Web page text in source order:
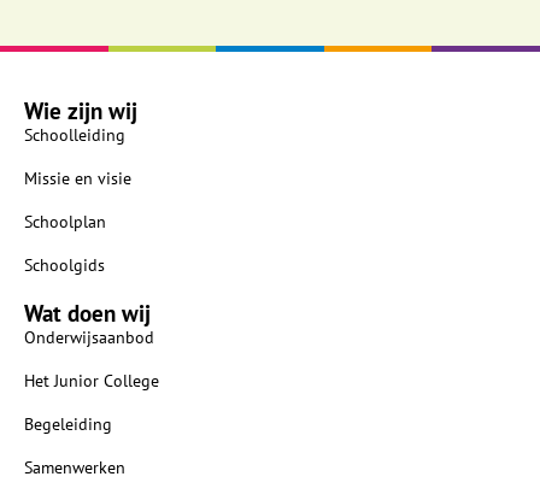
Wie zijn wij
Schoolleiding
Missie en visie
Schoolplan
Schoolgids
Wat doen wij
Onderwijsaanbod
Het Junior College
Begeleiding
Samenwerken